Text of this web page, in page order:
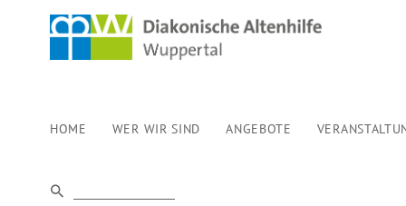
HOME WER WIR SIND ANGEBOTE